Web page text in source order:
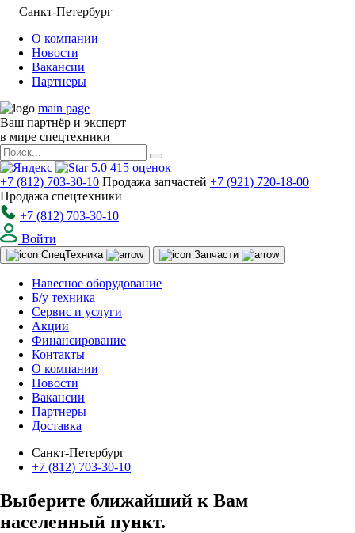
Санкт-Петербург
О компании
Новости
Вакансии
Партнеры
main page
Ваш партнёр и эксперт
в мире спецтехники
5.0 415 оценок
+7 (812) 703-30-10 Продажа запчастей +7 (921) 720-18-00
Продажа спецтехники
+7 (812) 703-30-10
Войти
СпецТехника Запчасти
Навесное оборудование
Б/у техника
Сервис и услуги
Акции
Финансирование
Контакты
О компании
Новости
Вакансии
Партнеры
Доставка
Санкт-Петербург
+7 (812) 703-30-10
Выберите ближайший к Вам
населенный пункт.